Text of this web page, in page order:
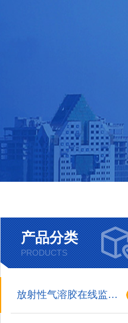
产品分类
PRODUCTS
放射性气溶胶在线监测仪